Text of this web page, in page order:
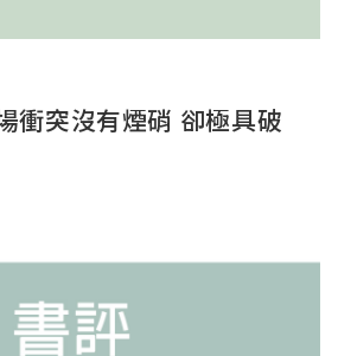
衝突沒有煙硝 卻極具破